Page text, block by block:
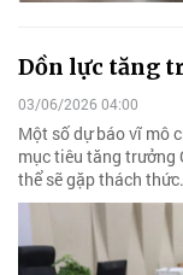
Dồn lực tăng
03/06/2026 04:00
Một số dự báo vĩ mô
mục tiêu tăng trưởng
thể sẽ gặp thách thức.